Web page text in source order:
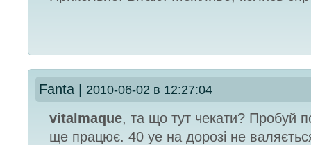
Fanta 2010-06-02 в 12:27:04
vitalmaque, та що тут чекати? Пробуй
ще працює. 40 уе на дорозі не